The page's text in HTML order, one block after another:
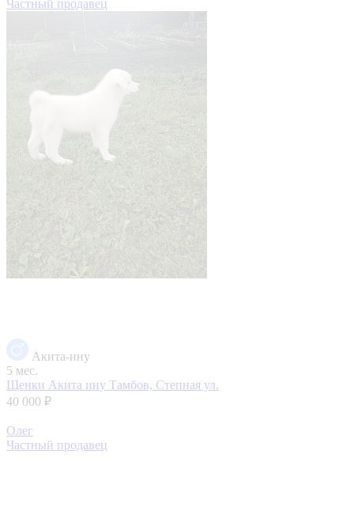
Частный продавец
Акита-ину
5 мес.
Щенки Акита ину Тамбов, Степная ул.
40 000 ₽
Олег
Частный продавец